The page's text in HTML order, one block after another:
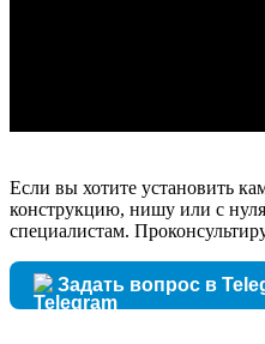
Если вы хотите установить
конструкцию, нишу или с
специалистам.
Задать вопрос в